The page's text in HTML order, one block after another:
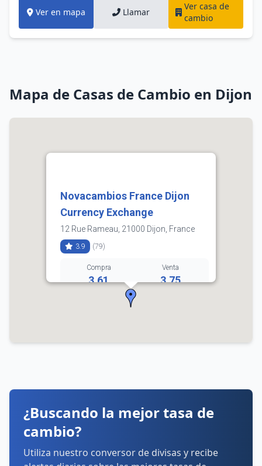
Ver en mapa Llamar
Ver casa de
cambio
Mapa de Casas de Cambio en Dijon
Novacambios France Dijon
Currency Exchange
12 Rue Rameau, 21000 Dijon, France
3.9 (79)
Compra
3.61
Venta
3.75
martes: 9:30–13:30, 14:30–18:00
sábado: 9:30–13:30, 14:30–17:00
¿Buscando la mejor tasa de
cambio?
Utiliza nuestro conversor de divisas y recibe